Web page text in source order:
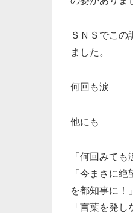
ＳＮＳでこの
ました。
何回も涙
他にも
「何回みて
「今まさに
を都知事に！」
「言葉を発